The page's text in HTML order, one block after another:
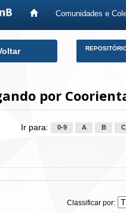
Comunidades e
por
Ir para: 0-9 A B C
Classificar por: